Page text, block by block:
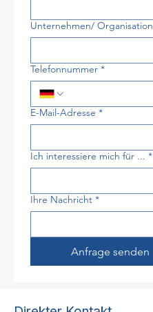
Unternehmen/ Organisation
Telefonnummer *
E-Mail-Adresse *
Ich interessiere mich für ... *
Ihre Nachricht *
Anfrage senden